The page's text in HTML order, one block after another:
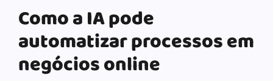
Como a IA pode
automatizar processos em
negócios online